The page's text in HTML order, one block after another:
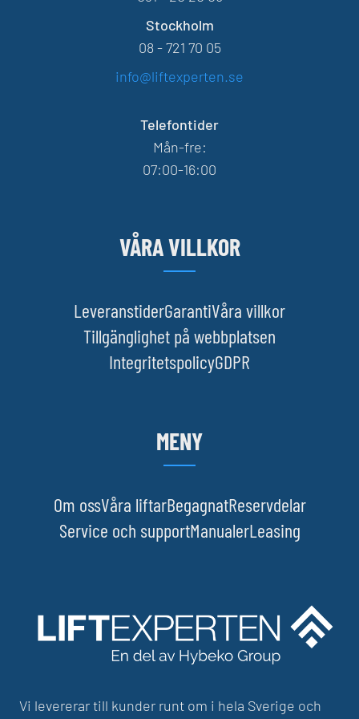
Stockholm
08 - 721 70 05
info@liftexperten.se
Telefontider
Mån-fre:
07:00-16:00
VÅRA VILLKOR
LeveranstiderGarantiVåra villkor
Tillgänglighet på webbplatsen
IntegritetspolicyGDPR
MENY
Om ossVåra liftarBegagnatReservdelar
Service och supportManualerLeasing
Vi levererar till kunder runt om i hela Sverige och